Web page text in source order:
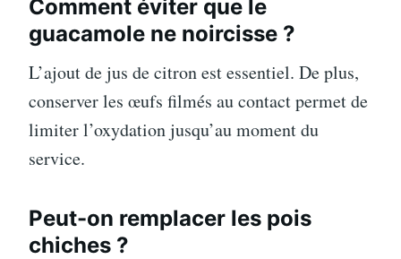
Comment éviter que le
guacamole ne noircisse ?
L’ajout de jus de citron est essentiel. De plus,
conserver les œufs filmés au contact permet de
limiter l’oxydation jusqu’au moment du
service.
Peut-on remplacer les pois
chiches ?